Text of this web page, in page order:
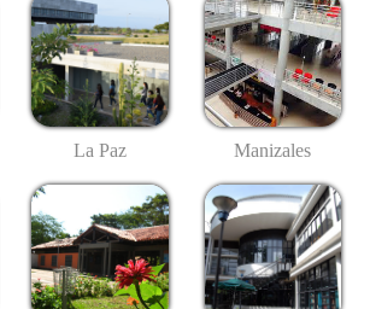
La Paz Manizales